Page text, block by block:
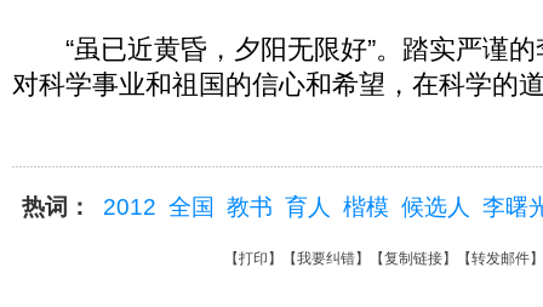
“虽已近黄昏，夕阳无限好”。踏实严谨的
对科学事业和祖国的信心和希望，在科学的
热词： 2012 全国 教书 育人 楷模 候选人 李曙
【打印 】【我要纠错】【复制链接】【转发邮件